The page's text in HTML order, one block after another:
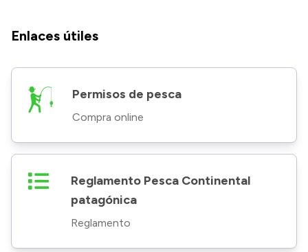
Enlaces útiles
Permisos de pesca
Compra online
Reglamento Pesca Continental
patagónica
Reglamento